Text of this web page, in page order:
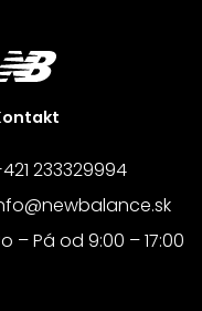
233329994
– Pá od 9:00 – 17:00